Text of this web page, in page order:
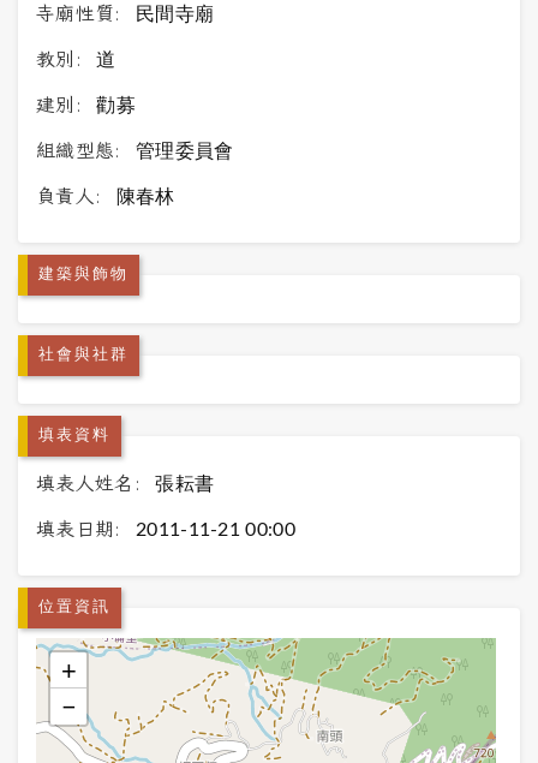
寺廟性質: 民間寺廟
教別: 道
建別: 勸募
組織型態: 管理委員會
負責人: 陳春林
建築與飾物
社會與社群
填表資料
填表人姓名: 張耘書
填表日期: 2011-11-21 00:00
位置資訊
+
−